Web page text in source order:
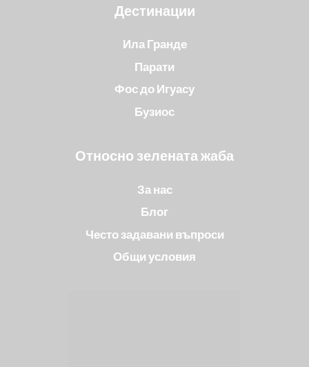
Дестинации
Ила Гранде
Парати
Фос до Игуасу
Бузиос
Относно зелената жаба
За нас
Блог
Често задавани въпроси
Общи условия